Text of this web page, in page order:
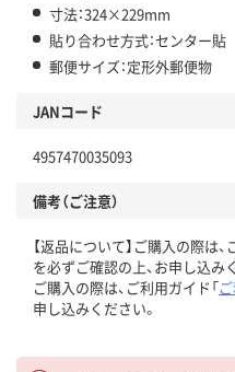
寸法：324×229mm
貼り合わせ方式：センター貼
郵便サイズ：定形外郵便物
JANコード
4957470035093
備考（ご注意）
【返品について】ご購入の際は
を必ずご確認の上、お申し込み
ご購入の際は、ご利用ガイド「
申し込みください。